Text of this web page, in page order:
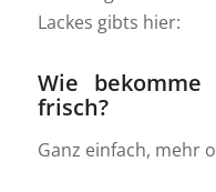
Lackes gibts hier:
Wie
frisch?
Ganz einfach, mehr